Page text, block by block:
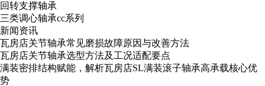
回转支撑轴承
三类调心轴承cc系列
新闻资讯
瓦房店关节轴承常见磨损故障原因与改善方法
瓦房店关节轴承选型方法及工况适配要点
满装密排结构赋能，解析瓦房店SL满装滚子轴承高承载核心优
势